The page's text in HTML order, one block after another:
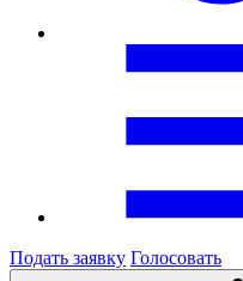
Подать заявку Голосовать